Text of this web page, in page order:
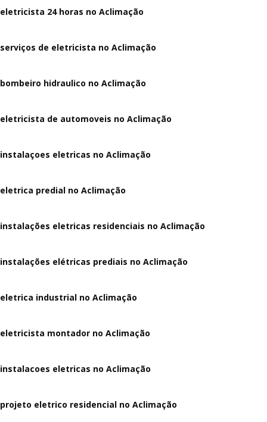
eletricista 24 horas no Aclimação
serviços de eletricista no Aclimação
bombeiro hidraulico no Aclimação
eletricista de automoveis no Aclimação
instalaçoes eletricas no Aclimação
eletrica predial no Aclimação
instalações eletricas residenciais no Aclimação
instalações elétricas prediais no Aclimação
eletrica industrial no Aclimação
eletricista montador no Aclimação
instalacoes eletricas no Aclimação
projeto eletrico residencial no Aclimação